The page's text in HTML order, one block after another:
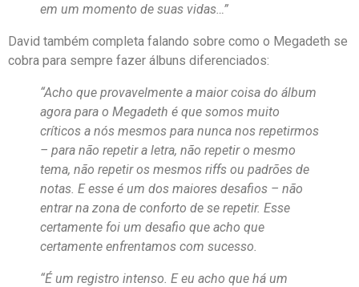
em um momento de suas vidas…”
David também completa falando sobre como o Megadeth se
cobra para sempre fazer álbuns diferenciados:
“Acho que provavelmente a maior coisa do álbum
agora para o Megadeth é que somos muito
críticos a nós mesmos para nunca nos repetirmos
– para não repetir a letra, não repetir o mesmo
tema, não repetir os mesmos riffs ou padrões de
notas. E esse é um dos maiores desafios – não
entrar na zona de conforto de se repetir. Esse
certamente foi um desafio que acho que
certamente enfrentamos com sucesso.
“É um registro intenso. E eu acho que há um